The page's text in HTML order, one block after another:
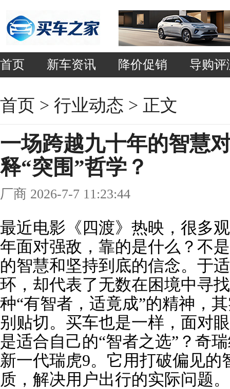
首页 新车资讯 降价促销 导购评
首页 > 行业动态 > 正文
一场跨越九十年的智慧
释“突围”哲学？
厂商 2026-7-7 11:23:44
最近电影《四渡》热映，很多
年面对强敌，靠的是什么？不
的智慧和坚持到底的信念。于
环，却代表了无数在困境中寻
种“有智者，适竟成”的精神，
别贴切。买车也是一样，面对
是适合自己的“智者之选”？奇
新一代瑞虎9。它用打破偏见
质，解决用户出行的实际问题。